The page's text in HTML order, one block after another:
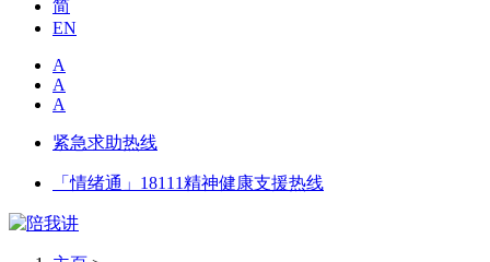
简
EN
A
A
A
紧急求助热线
「情绪通」18111精神健康支援热线